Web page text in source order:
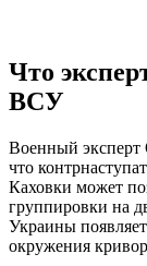
Что
ВСУ
Военный
что
Каховки может
группировки на
Украины
окружения